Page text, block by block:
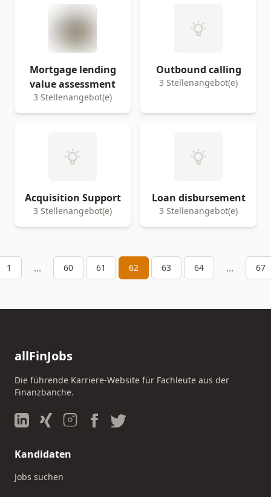
Mortgage lending
value assessment
3 Stellenangebot(e)
Outbound calling
3 Stellenangebot(e)
Acquisition Support
3 Stellenangebot(e)
Loan disbursement
3 Stellenangebot(e)
1 ... 60 61 62 63 64 ... 67
allFinJobs
Die führende Karriere-Website für Fachleute aus der
Finanzbanche.
Kandidaten
Jobs suchen